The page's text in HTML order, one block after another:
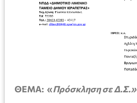
ΘΕΜΑ: «Πρόσκληση σε Δ.Σ.»